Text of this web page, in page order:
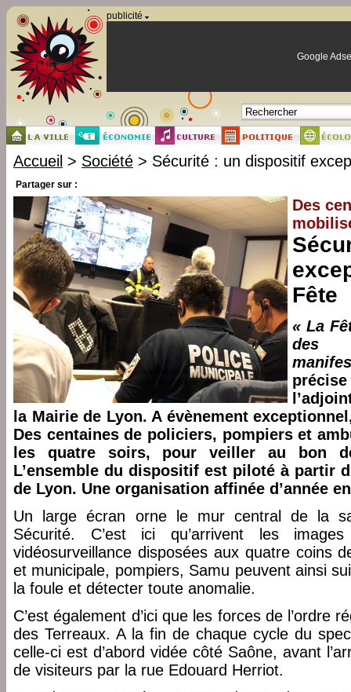
publicité
Google
Accueil > Société > Sécurité : un dispositif
Partager sur :
Des
Fête
« La
des
la Mairie de Lyon. A évènement
Des centaines de policiers, pompiers et
les quatre soirs, pour veiller au bon
L’ensemble du dispositif est piloté à partir
de Lyon. Une organisation affinée d’année
Un large écran orne le mur central de la
Sécurité. C’est ici qu’arrivent les
vidéosurveillance disposées aux quatre coins
et municipale, pompiers, Samu peuvent ainsi
la foule et détecter toute anomalie.
C’est également d’ici que les forces de l’ordre
des Terreaux. A la fin de chaque cycle du
celle-ci est d’abord vidée côté Saône, avant
de visiteurs par la rue Edouard Herriot.
Panneau de gestion des cookies